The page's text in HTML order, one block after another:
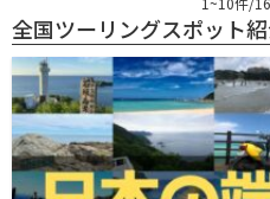
全国ツーリングスポット